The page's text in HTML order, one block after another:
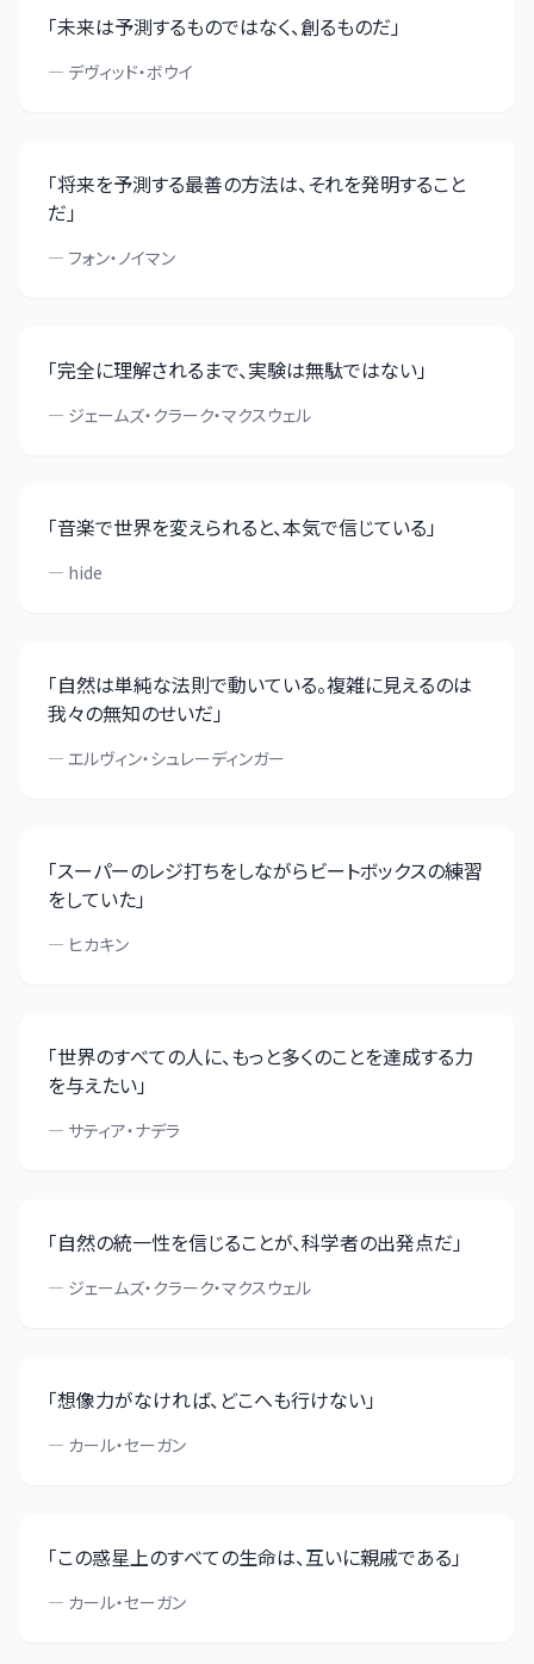
「未来は予測するものではなく、創るものだ」
— デヴィッド・ボウイ
「将来を予測する最善の方法は、それを発明すること
だ」
— フォン・ノイマン
「完全に理解されるまで、実験は無駄ではない」
— ジェームズ・クラーク・マクスウェル
「音楽で世界を変えられると、本気で信じている」
— hide
「自然は単純な法則で動いている。複雑に見えるのは
我々の無知のせいだ」
— エルヴィン・シュレーディンガー
「スーパーのレジ打ちをしながらビートボックスの練習
をしていた」
— ヒカキン
「世界のすべての人に、もっと多くのことを達成する力
を与えたい」
— サティア・ナデラ
「自然の統一性を信じることが、科学者の出発点だ」
— ジェームズ・クラーク・マクスウェル
「想像力がなければ、どこへも行けない」
— カール・セーガン
「この惑星上のすべての生命は、互いに親戚である」
— カール・セーガン